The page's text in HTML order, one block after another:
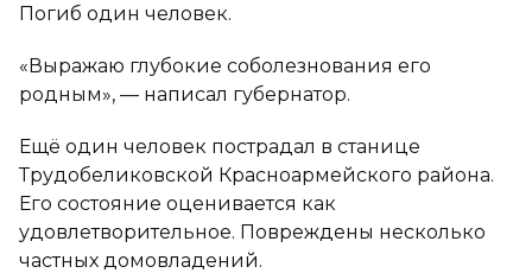
Погиб один человек.
«Выражаю глубокие соболезнования его
родным», — написал губернатор.
Ещё один человек пострадал в станице
Трудобеликовской Красноармейского района.
Его состояние оценивается как
удовлетворительное. Повреждены несколько
частных домовладений.